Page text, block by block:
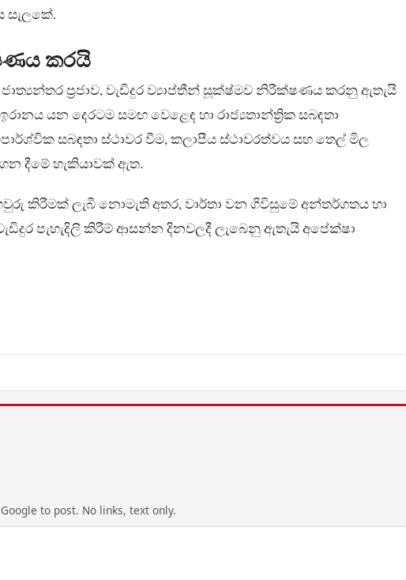
සැලකේ.
කරයි
ප්‍රජාව, වැඩිදුර ව්‍යාප්තීන් සූක්ෂ්මව නිරීක්ෂණය කරනු ඇතැයි
යන දෙරටම සමඟ වෙළෙඳ හා රාජ්‍යතාන්ත්‍රික සබඳතා
සබඳතා ස්ථාවර වීම, කලාපීය ස්ථාවරත්වය සහ තෙල් මිල
දීමේ හැකියාවක් ඇත.
කිරීමක් ලැබී නොමැති අතර, වාර්තා වන ගිවිසුමේ අන්තර්ගතය හා
පැහැදිලි කිරීම් ආසන්න දිනවලදී ලැබෙනු ඇතැයි අපේක්ෂා
to post. No links, text only.